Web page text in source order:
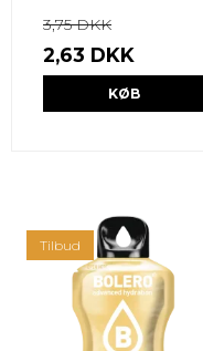
3,75 DKK
2,63 DKK
KØB
Tilbud